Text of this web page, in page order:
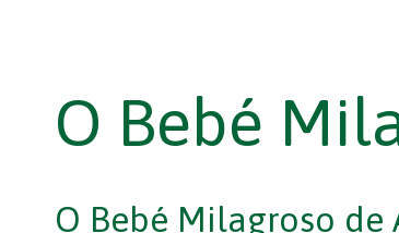
O Bebé
O Bebé Milagroso de